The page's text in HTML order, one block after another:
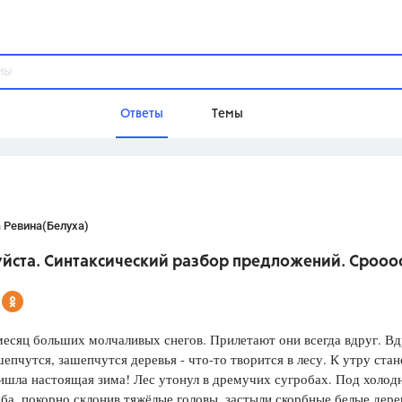
Ответы Темы
Школа
Разумовская М.М.,Габриелян
Ревина(Белуха)
Синтаксический разбор предложений.
больших молчаливых снегов. Прилетают они всегда вдруг.
зашепчутся деревья - что-то творится в лесу. К утру
настоящая зима! Лес утонул в дремучих сугробах. Под
покорно склонив тяжёлые головы, застыли скорбные белые